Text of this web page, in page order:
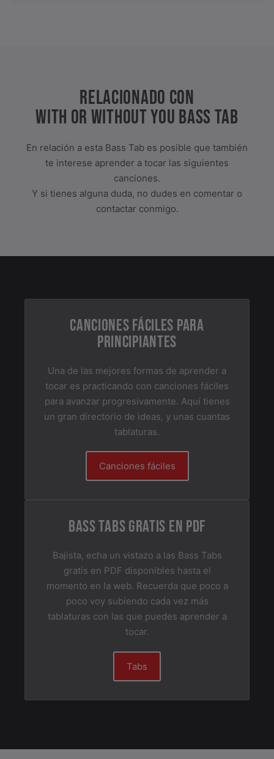
RELACIONADO CON
WITH OR WITHOUT YOU BASS TAB
En relación a esta Bass Tab es posible que también
te interese aprender a tocar las siguientes
canciones.
Y si tienes alguna duda, no dudes en comentar o
contactar conmigo.
CANCIONES FÁCILES PARA
PRINCIPIANTES
Una de las mejores formas de aprender a
tocar es practicando con canciones fáciles
para avanzar progresivamente. Aquí tienes
un gran directorio de ideas, y unas cuantas
tablaturas.
Canciones fáciles
BASS TABS GRATIS EN PDF
Bajista, echa un vistazo a las Bass Tabs
gratis en PDF disponibles hasta el
momento en la web. Recuerda que poco a
poco voy subiendo cada vez más
tablaturas con las que puedes aprender a
tocar.
Tabs